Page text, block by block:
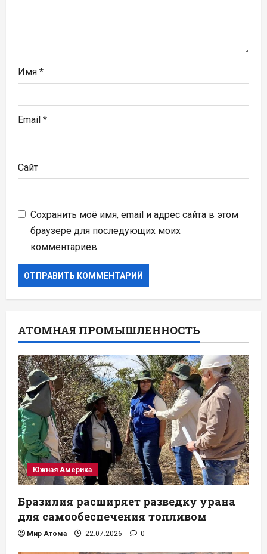
я
Имя *
Email *
Сайт
Сохранить моё имя, email и адрес сайта в этом
браузере для последующих моих
комментариев.
АТОМНАЯ ПРОМЫШЛЕННОСТЬ
Южная Америка
Бразилия расширяет разведку урана
для самообеспечения топливом
Мир Атома 22.07.2026 0